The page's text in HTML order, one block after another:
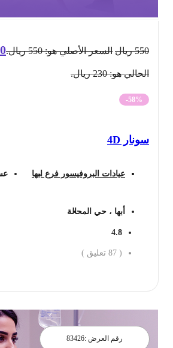
ريال السعر الأصلي هو: 550 ريال. 230
الحالي هو: 230 ريال.
-58%
سونار 4D
عيادات البروفيسور فرع ابها عسير
أبها ، حي المحالة
4.8
87 تعليق )
رقم العرض : 83426